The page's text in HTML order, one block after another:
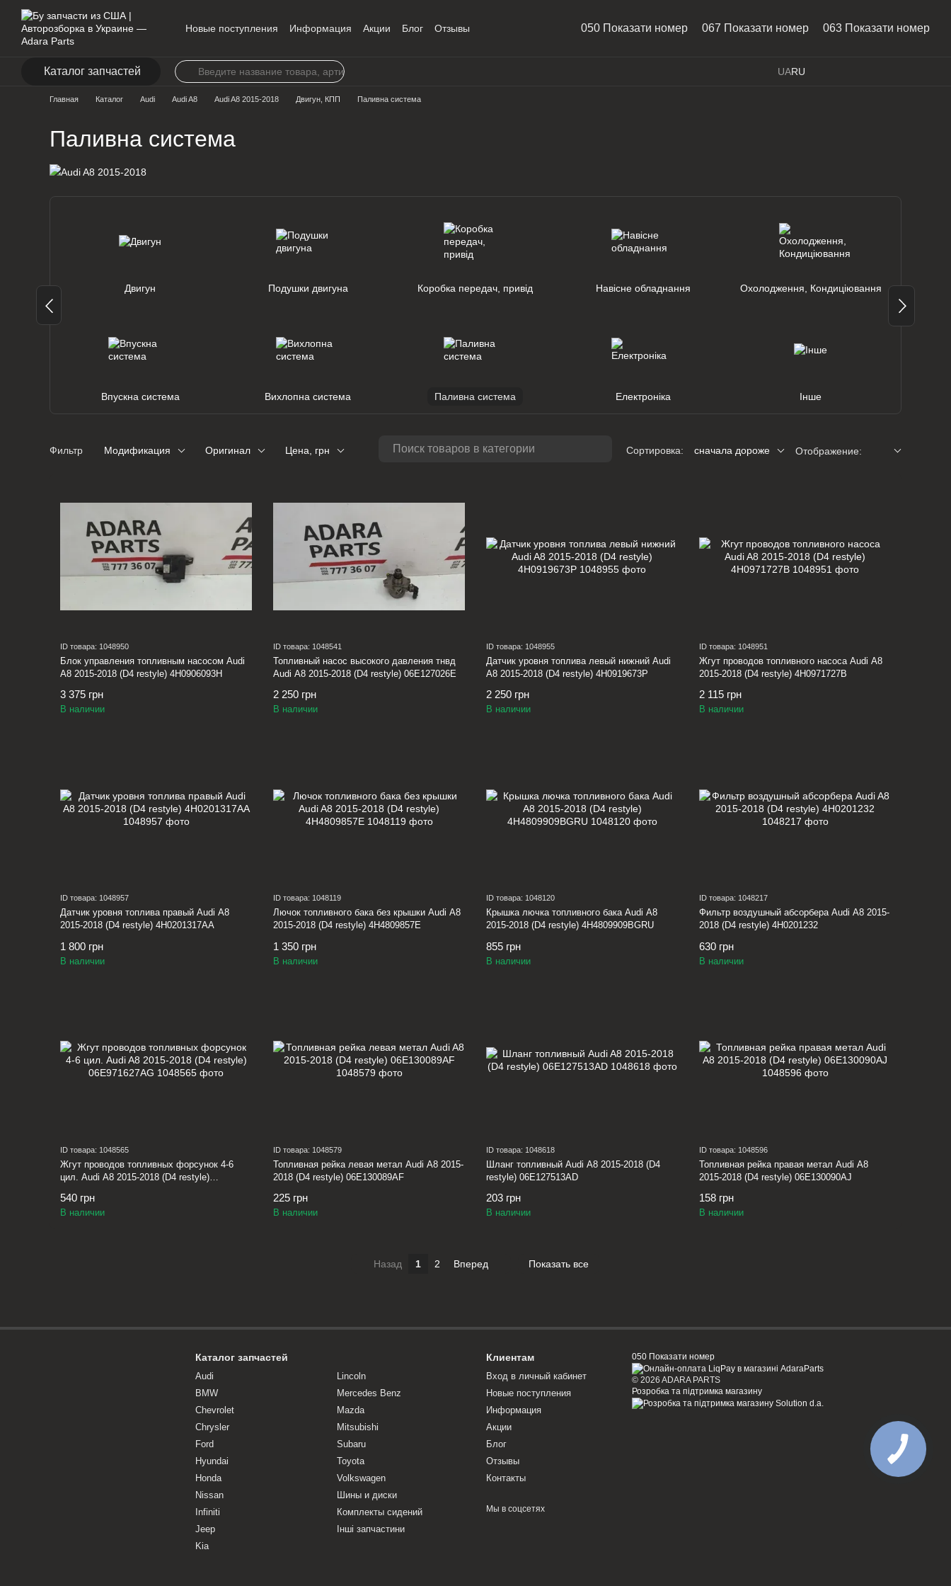
Перейти к основному контенту
Новые поступления
Информация Акции Блог
Отзывы
050 Показати номер 067 Показати номер 063 Показати номер
Каталог запчастей UARU
Главная Каталог Audi Audi A8 Audi A8 2015-2018 Двигун, КПП Паливна система
Паливна система
Двигун Подушки двигуна Коробка передач, привід Навісне обладнання Охолодження, Кондиціювання
Впускна система Вихлопна система Паливна система Електроніка Інше
Фильтр Модификация Оригинал Цена, грн Сортировка: сначала дороже Отображение:
ID товара: 1048950
Блок управления топливным насосом Audi
A8 2015-2018 (D4 restyle) 4H0906093H
3 375 грн
В наличии
ID товара: 1048541
Топливный насос высокого давления тнвд
Audi A8 2015-2018 (D4 restyle) 06E127026E
2 250 грн
В наличии
ID товара: 1048955
Датчик уровня топлива левый нижний Audi
A8 2015-2018 (D4 restyle) 4H0919673P
2 250 грн
В наличии
ID товара: 1048951
Жгут проводов топливного насоса Audi A8
2015-2018 (D4 restyle) 4H0971727B
2 115 грн
В наличии
ID товара: 1048957
Датчик уровня топлива правый Audi A8
2015-2018 (D4 restyle) 4H0201317AA
1 800 грн
В наличии
ID товара: 1048119
Лючок топливного бака без крышки Audi A8
2015-2018 (D4 restyle) 4H4809857E
1 350 грн
В наличии
ID товара: 1048120
Крышка лючка топливного бака Audi A8
2015-2018 (D4 restyle) 4H4809909BGRU
855 грн
В наличии
ID товара: 1048217
Фильтр воздушный абсорбера Audi A8 2015-
2018 (D4 restyle) 4H0201232
630 грн
В наличии
ID товара: 1048565
Жгут проводов топливных форсунок 4-6
цил. Audi A8 2015-2018 (D4 restyle)
540 грн
В наличии
ID товара: 1048579
Топливная рейка левая метал Audi A8 2015-
2018 (D4 restyle) 06E130089AF
225 грн
В наличии
ID товара: 1048618
Шланг топливный Audi A8 2015-2018 (D4
restyle) 06E127513AD
203 грн
В наличии
ID товара: 1048596
Топливная рейка правая метал Audi A8
2015-2018 (D4 restyle) 06E130090AJ
158 грн
В наличии
Назад 1 2 Вперед Показать все
Каталог запчастей
Audi
BMW
Chevrolet
Chrysler
Ford
Hyundai
Honda
Nissan
Infiniti
Jeep
Kia
Lincoln
Mercedes Benz
Mazda
Mitsubishi
Subaru
Toyota
Volkswagen
Шины и диски
Комплекты сидений
Інші запчастини
Клиентам
Вход в личный кабинет
Новые поступления
Информация
Акции
Блог
Отзывы
Контакты
Мы в соцсетях
050 Показати номер
© 2026 ADARA PARTS
Розробка та підтримка магазину